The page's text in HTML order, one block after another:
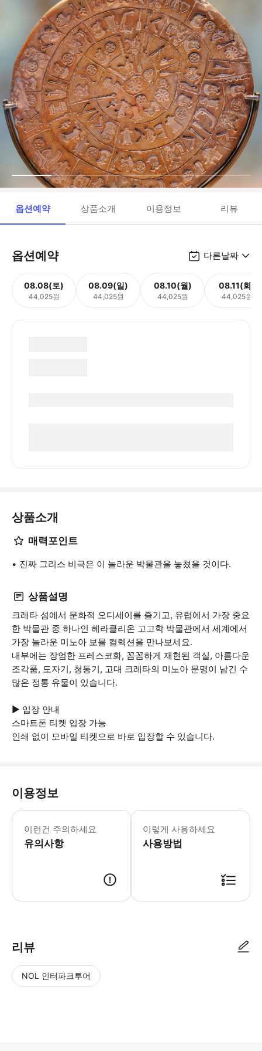
옵션예약 상품소개 이용정보 리뷰
옵션예약 다른날짜
08.08(토)
44,025원
08.09(일)
44,025원
08.10(월)
44,025원
08.11(화)
44,025원
상품소개
매력포인트
진짜 그리스 비극은 이 놀라운 박물관을 놓쳤을 것이다.
상품설명
크레타 섬에서 문화적 오디세이를 즐기고, 유럽에서 가장 중요
한 박물관 중 하나인 헤라클리온 고고학 박물관에서 세계에서
가장 놀라운 미노아 보물 컬렉션을 만나보세요.
내부에는 장엄한 프레스코화, 꼼꼼하게 재현된 객실, 아름다운
조각품, 도자기, 청동기, 고대 크레타의 미노아 문명이 남긴 수
많은 정통 유물이 있습니다.
▶ 입장 안내
스마트폰 티켓 입장 가능
인쇄 없이 모바일 티켓으로 바로 입장할 수 있습니다.
이용정보
이런건 주의하세요
유의사항
▶ 꼭 알아두세요 * 선택한 시간대 또
이렇게 사용하세요
사용방법
리뷰
NOL 인터파크투어